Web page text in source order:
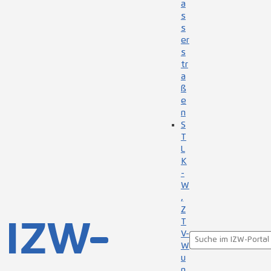
a
s
s
er
s
tr
a
ß
e
n
S
T
L
K
-
W
,
Z
T
V-
W
u